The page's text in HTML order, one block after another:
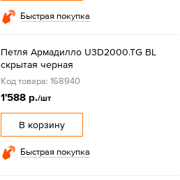
Быстрая покупка
Петля Армадилло U3D2000.TG BL
скрытая черная
Код товара: 168940
1'588 р./шт
В корзину
Быстрая покупка